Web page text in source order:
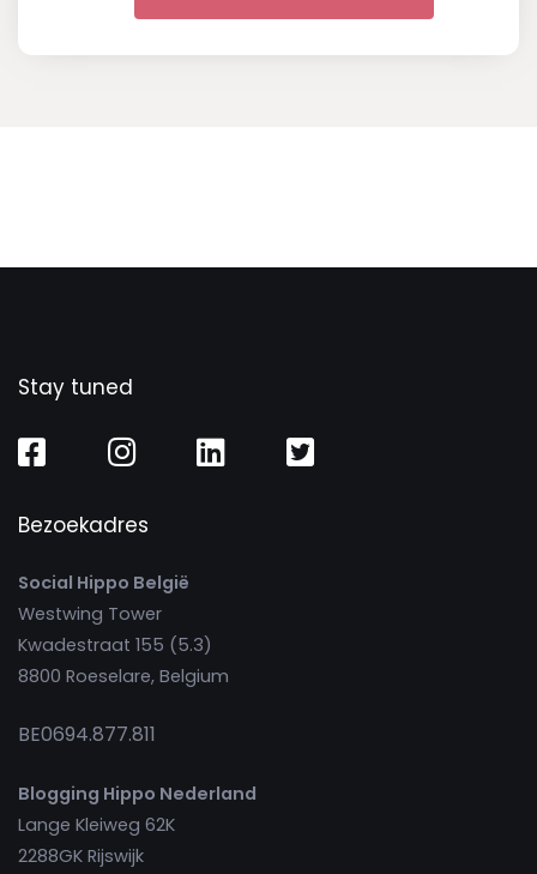
Stay tuned
Bezoekadres
Social Hippo België
Westwing Tower
Kwadestraat 155 (5.3)
8800 Roeselare, Belgium
BE0694.877.811
Blogging Hippo Nederland
Lange Kleiweg 62K
2288GK Rijswijk